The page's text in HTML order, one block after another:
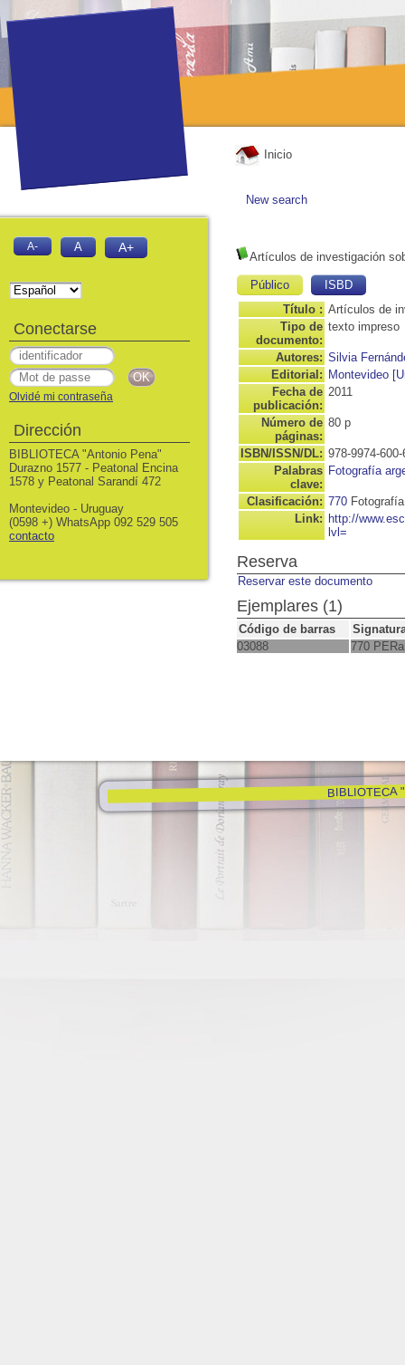
Inicio
New search
Artículos de investigación
Público
ISBD
Título : Artículos de
Tipo de
documento:
texto impreso
Autores: Silvia
Editorial: Montevideo
Fecha de
publicación:
2011
Número de
páginas:
80 p
ISBN/ISSN/DL: 978-9974-600-
Palabras
clave:
Fotografía
Clasificación: 770 Fotografía
Link: http://
lvl=
Reserva
Reservar este documento
Ejemplares (1)
Código de barras
03088
770 PERa
BIBLIOTECA
A- A A+
Conectarse
Olvidé mi contraseña
Dirección
BIBLIOTECA "Antonio Pena"
Durazno 1577 - Peatonal Encina
1578 y Peatonal Sarandí 472
Montevideo - Uruguay
(0598 +) WhatsApp 092 529 505
contacto